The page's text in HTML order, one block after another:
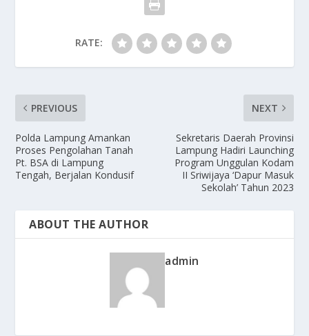
RATE:
PREVIOUS
Polda Lampung Amankan
Proses Pengolahan Tanah
Pt. BSA di Lampung
Tengah, Berjalan Kondusif
NEXT
Sekretaris Daerah Provinsi
Lampung Hadiri Launching
Program Unggulan Kodam
II Sriwijaya ‘Dapur Masuk
Sekolah’ Tahun 2023
ABOUT THE AUTHOR
admin